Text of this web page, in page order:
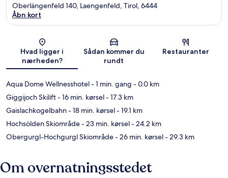
Kort
Oberlängenfeld 140, Laengenfeld, Tirol, 6444
Åbn kort
Hvad ligger i
nærheden?
Sådan kommer du
rundt
Restauranter
Aqua Dome Wellnesshotel- 1 min. gang - 0.0 km
Giggijoch Skilift- 16 min. kørsel- 17.3 km
Gaislachkogelbahn- 18 min. kørsel- 19.1 km
Hochsölden Skiområde- 23 min. kørsel- 24.2 km
Obergurgl-Hochgurgl Skiområde- 26 min. kørsel- 29.3 km
Om overnatningsstedet